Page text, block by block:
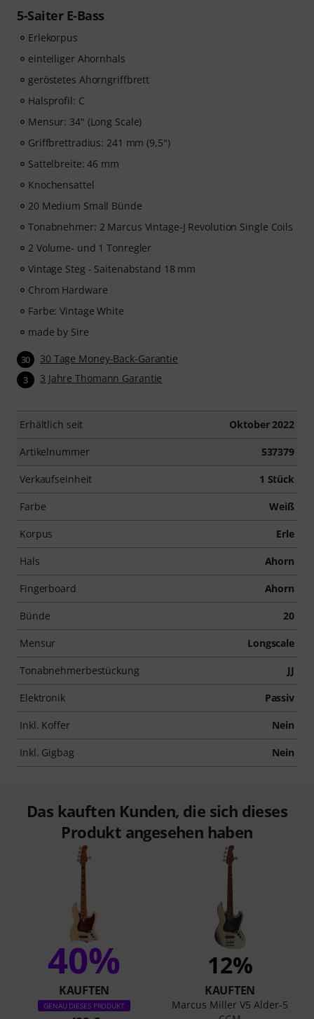
dein Timing, deine Technik und deine musikalische
Kreativität zu stärken. ArtMaster.com – deine Online-
Plattform für Bass-Ausbildung und modernes
Musizieren. Bitte beachte, dass die Kurse nur in
ArtMaster.com – lerne direkt von dem renommierten
Bass-Dozenten Marek Bero, der für seinen
Meisterklasse und seine praktischen Übungen bekannt
ist, die jedem Bassisten weiterhelfen — vom Anfänger
bis zum Fortgeschrittenen. Entdecke strukturierte
musikalische Konzepte, die dein Bassspiel auf das
nächste Level heben werden.
den Aktivierungscode per E-Mail. Das Abonnement
endet nach Ablauf automatisch.
5-Saiter E-Bass
Erlekorpus
einteiliger Ahornhals
geröstetes Ahorngriffbrett
Halsprofil: C
Mensur: 34" (Long Scale)
Griffbrettradius: 241 mm (9,5")
Sattelbreite: 46 mm
Knochensattel
20 Medium Small Bünde
Tonabnehmer: 2 Marcus Vintage-J Revolution Single Coils
2 Volume- und 1 Tonregler
Vintage Steg - Saitenabstand 18 mm
Chrom Hardware
Farbe: Vintage White
made by Sire
30 30 Tage Money-Back-Garantie
3 3 Jahre Thomann Garantie
Erhältlich seit Oktober 2022
Artikelnummer 537379
Verkaufseinheit 1 Stück
Farbe Weiß
Korpus Erle
Hals Ahorn
Fingerboard Ahorn
Bünde 20
Mensur Longscale
Tonabnehmerbestückung JJ
Elektronik Passiv
Inkl. Koffer Nein
Inkl. Gigbag Nein
Das kauften Kunden, die sich dieses
Produkt angesehen haben
40%
KAUFTEN
GENAU DIESES PRODUKT
12%
KAUFTEN
Marcus Miller V5 Alder-5